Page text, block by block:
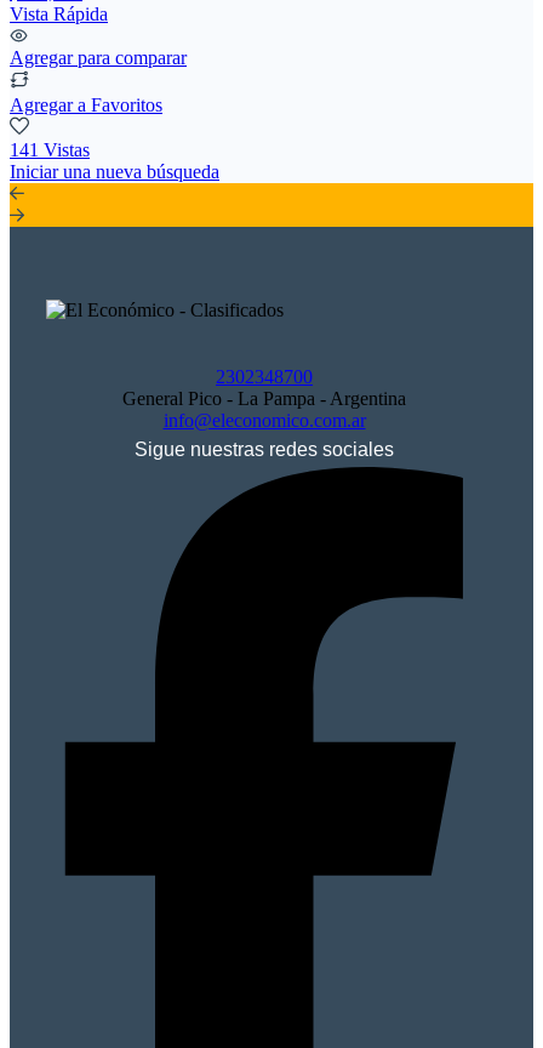
Vista Rápida
Agregar para comparar
Agregar a Favoritos
141 Vistas
Iniciar una nueva búsqueda
2302348700
General Pico - La Pampa - Argentina
info@eleconomico.com.ar
Sigue nuestras redes sociales